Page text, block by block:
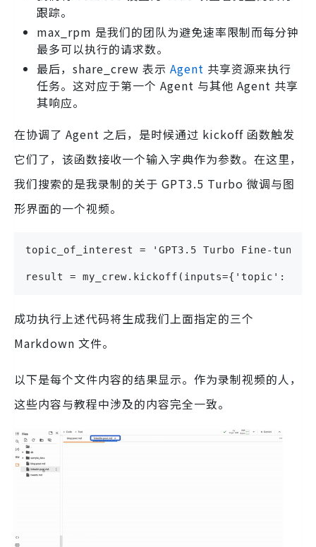
跟踪。
max_rpm 是我们的团队为避免速率限制而每分钟
最多可以执行的请求数。
最后，share_crew 表示 Agent 共享资源来执行
任务。这对应于第一个 Agent 与其他 Agent 共享
其响应。
在协调了 Agent 之后，是时候通过 kickoff 函数触发
它们了，该函数接收一个输入字典作为参数。在这里，
我们搜索的是我录制的关于 GPT3.5 Turbo 微调与图
形界面的一个视频。
topic_of_interest = 'GPT3.5 Turbo Fine-
result = my_crew.kickoff(inputs={'topic':
成功执行上述代码将生成我们上面指定的三个
Markdown 文件。
以下是每个文件内容的结果显示。作为录制视频的人，
这些内容与教程中涉及的内容完全一致。